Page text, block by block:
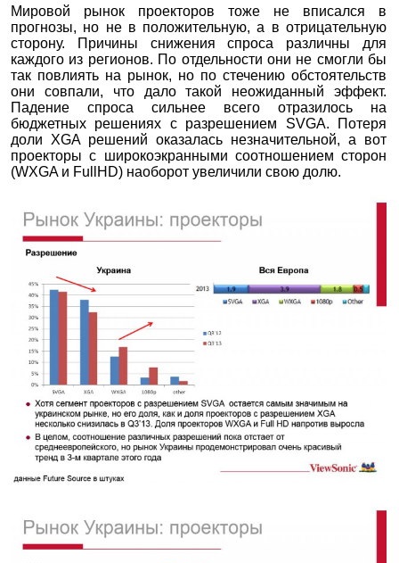
Мировой рынок проекторов тоже не вписался в
прогнозы, но не в положительную, а в отрицательную
сторону. Причины снижения спроса различны для
каждого из регионов. По отдельности они не смогли бы
так повлиять на рынок, но по стечению обстоятельств
они совпали, что дало такой неожиданный эффект.
Падение спроса сильнее всего отразилось на
бюджетных решениях с разрешением SVGA. Потеря
доли XGA решений оказалась незначительной, а вот
проекторы с широкоэкранными соотношением сторон
(WXGA и FullHD) наоборот увеличили свою долю.